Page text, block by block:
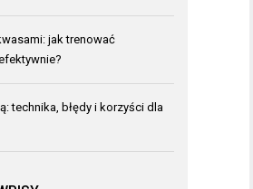
jak trenować
technika, błędy i korzyści dla